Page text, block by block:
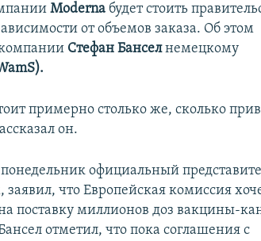
Moderna будет стоить
от объемов заказа. Об этом
Стефан Банселнемецкому
примерно столько же, сколько
он.
понедельник официальный
заявил, что Европейская комиссия
поставку миллионов доз вакцины-
отметил, что пока соглашения с